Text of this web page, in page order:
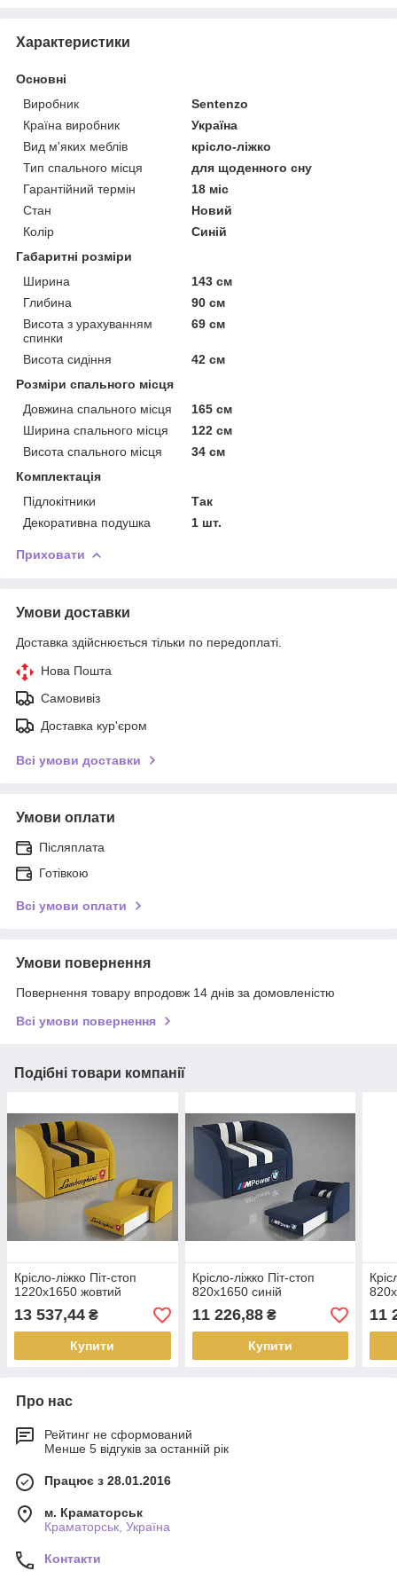
Характеристики
Основні
Виробник
Sentenzo
Країна виробник
Україна
Вид м'яких меблів
крісло-ліжко
Тип спального місця
для щоденного сну
Гарантійний термін
18 міс
Стан
Новий
Колір
Синій
Габаритні розміри
Ширина
143 см
Глибина
90 см
Висота з урахуванням
спинки
69 см
Висота сидіння
42 см
Розміри спального місця
Довжина спального місця
165 см
Ширина спального місця
122 см
Висота спального місця
34 см
Комплектація
Підлокітники
Так
Декоративна подушка
1 шт.
Приховати
Умови доставки
Доставка здійснюється тільки по передоплаті.
Нова Пошта
Самовивіз
Доставка кур'єром
Всі умови доставки
Умови оплати
Післяплата
Готівкою
Всі умови оплати
Умови повернення
Повернення товару впродовж 14 днів за домовленістю
Всі умови повернення
Подібні товари компанії
Крісло-ліжко Піт-стоп
1220х1650 жовтий
13 537,44 ₴
Купити
Крісло-ліжко Піт-стоп
820х1650 синій
11 226,88₴
Купити
11
Про нас
Рейтинг не сформований
Менше 5 відгуків за останній рік
Працює з 28.01.2016
м. Краматорськ
Краматорськ, Україна
Контакти